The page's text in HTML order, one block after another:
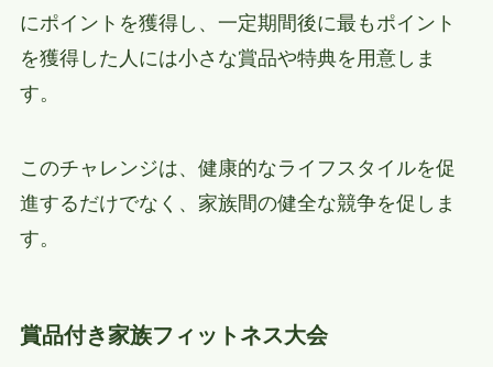
にポイントを獲得し、一定期間後に最もポイント
を獲得した人には小さな賞品や特典を用意しま
す。
このチャレンジは、健康的なライフスタイルを促
進するだけでなく、家族間の健全な競争を促しま
す。
賞品付き家族フィットネス大会